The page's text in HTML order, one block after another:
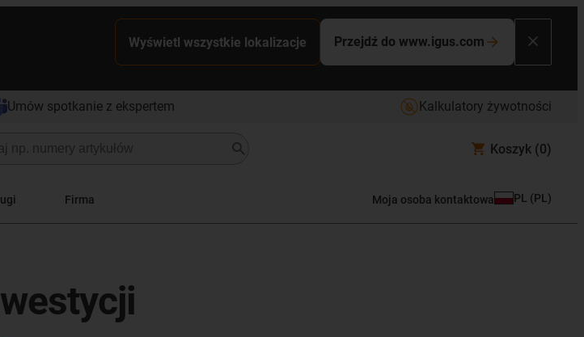
Wyświetl wszystkie lokalizacje Przejdź do www.igus.com
Umów spotkanie z ekspertem Kalkulatory żywotności
Koszyk (0)
Firma Moja osoba kontaktowa PL (PL )